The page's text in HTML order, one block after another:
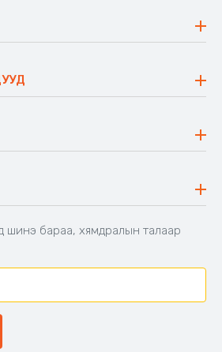
шинэ бараа, хямдралын талаар